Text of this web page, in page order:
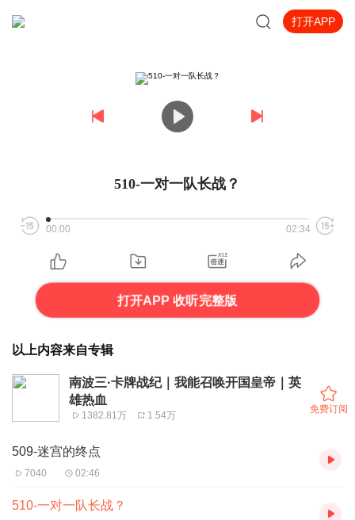
打开APP
510-一对一队长战？
00:00 02:34
打开APP 收听完整版
以上内容来自专辑
南波三·卡牌战纪｜我能召唤开国皇帝｜英
雄热血
1382.81万 1.54万
免费订阅
509-迷宫的终点
7040 02:46
510-一对一队长战？